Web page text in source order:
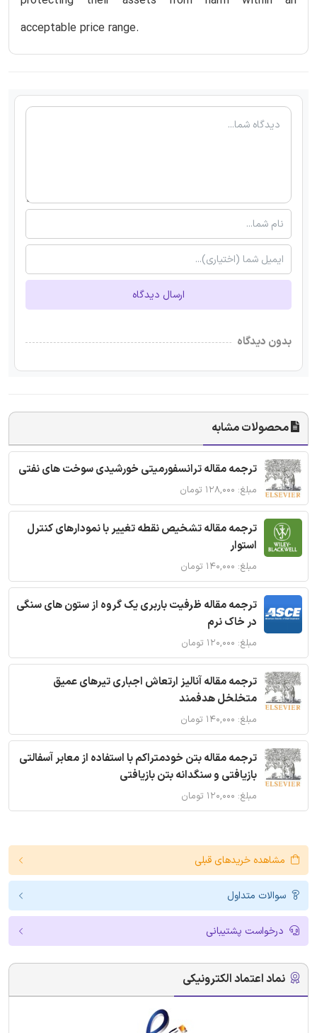
acceptable price range.
ارسال دیدگاه
بدون دیدگاه
محصولات مشابه
ترجمه مقاله ترانسفورمیتی خورشیدی سوخت های نفتی
مبلغ: ۱۲۸,۰۰۰ تومان
ترجمه مقاله تشخیص نقطه تغییر با نمودارهای کنترل
استوار
مبلغ: ۱۴۰,۰۰۰ تومان
ترجمه مقاله ظرفیت باربری یک گروه از ستون های سنگی
در خاک نرم
مبلغ: ۱۲۰,۰۰۰ تومان
ترجمه مقاله آنالیز ارتعاش اجباری تیرهای عمیق
متخلخل هدفمند
مبلغ: ۱۴۰,۰۰۰ تومان
ترجمه مقاله بتن خودمتراکم با استفاده از معابر آسفالتی
بازیافتی و سنگدانه بتن بازیافتی
مبلغ: ۱۲۰,۰۰۰ تومان
مشاهده خریدهای قبلی
سوالات متداول
درخواست پشتیبانی
نماد اعتماد الکترونیکی